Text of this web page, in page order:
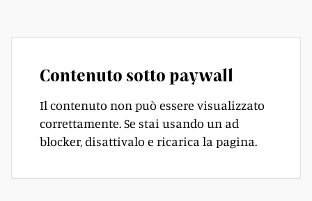
Contenuto sotto paywall
Il contenuto non può essere visualizzato
correttamente. Se stai usando un ad
blocker, disattivalo e ricarica la pagina.